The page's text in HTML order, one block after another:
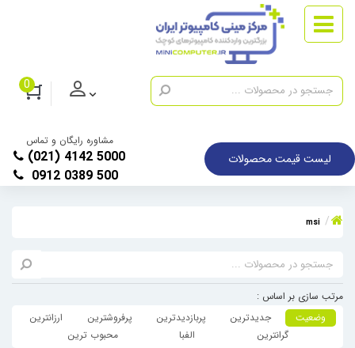
0
لیست قیمت محصولات
مشاوره رایگان و تماس
(021) 4142 5000
0912 0389 500
msi
مرتب سازی بر اساس :
وضعیت
جدیدترین پربازدیدترین پرفروشترین
ارزانترین
گرانترین
الفبا محبوب ترین